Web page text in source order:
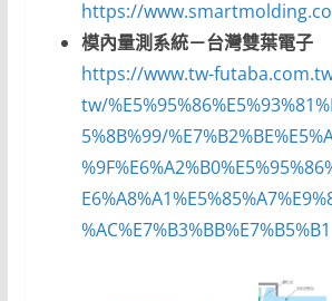
https://
模內量測系統－台灣雙葉電子
https://www.tw-
tw/
5%8B%99/
%AC%E7%B3%BB%E7%B5%B1